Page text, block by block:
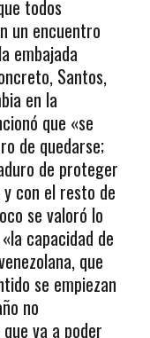
todos
un encuentro
embajada
Santos,
en la
que «se
de quedarse;
de proteger
con el resto de
se valoró lo
capacidad de
que
se empiezan
no
va a poder